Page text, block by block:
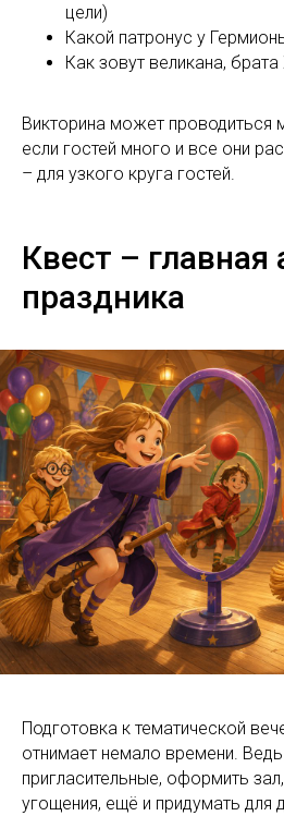
цели)
Какой патронус у
Как зовут великана, брата
Викторина может проводиться
если гостей много и все они
– для узкого круга гостей.
Квест – главная
праздника
Подготовка к тематической
отнимает немало времени.
пригласительные, оформить
угощения, ещё и придумать для